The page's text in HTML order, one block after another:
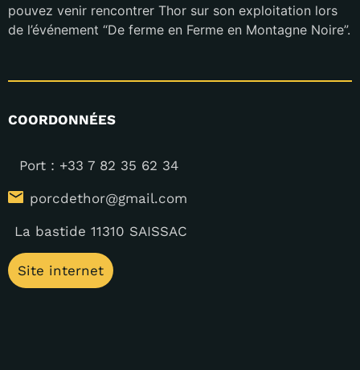
pouvez venir rencontrer Thor sur son exploitation lors
de l’événement “De ferme en Ferme en Montagne Noire”.
COORDONNÉES
Port : +33 7 82 35 62 34
porcdethor@gmail.com
La bastide 11310 SAISSAC
Site internet